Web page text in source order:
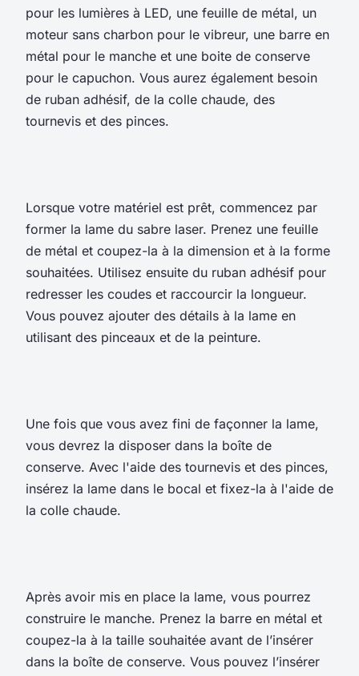
pour les lumières à LED, une feuille de métal, un
moteur sans charbon pour le vibreur, une barre en
métal pour le manche et une boite de conserve
pour le capuchon. Vous aurez également besoin
de ruban adhésif, de la colle chaude, des
tournevis et des pinces.
Lorsque votre matériel est prêt, commencez par
former la lame du sabre laser. Prenez une feuille
de métal et coupez-la à la dimension et à la forme
souhaitées. Utilisez ensuite du ruban adhésif pour
redresser les coudes et raccourcir la longueur.
Vous pouvez ajouter des détails à la lame en
utilisant des pinceaux et de la peinture.
Une fois que vous avez fini de façonner la lame,
vous devrez la disposer dans la boîte de
conserve. Avec l'aide des tournevis et des pinces,
insérez la lame dans le bocal et fixez-la à l'aide de
la colle chaude.
Après avoir mis en place la lame, vous pourrez
construire le manche. Prenez la barre en métal et
coupez-la à la taille souhaitée avant de l’insérer
dans la boîte de conserve. Vous pouvez l’insérer